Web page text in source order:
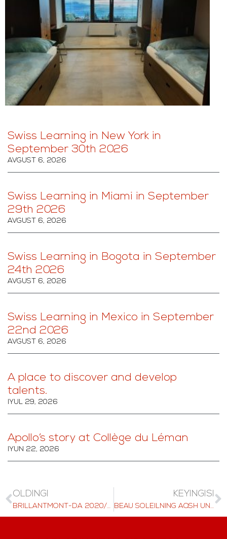
Swiss Learning in New York in
September 30th 2026
AVGUST 6, 2026
Swiss Learning in Miami in September
29th 2026
AVGUST 6, 2026
Swiss Learning in Bogota in September
24th 2026
AVGUST 6, 2026
Swiss Learning in Mexico in September
22nd 2026
AVGUST 6, 2026
A place to discover and develop
talents.
IYUL 29, 2026
Apollo’s story at Collège du Léman
IYUN 22, 2026
OLDINGI
BRILLANTMONT-DA 2020/21-YILNI NIMA KUTMOQDA?
KEYINGISI
BEAU SOLEILNING AQSH UNIVERSITETLARIGA HUJJAT TOPSHIRISH UCHUN ENG YAXSHI 5 TA MASLAHATI